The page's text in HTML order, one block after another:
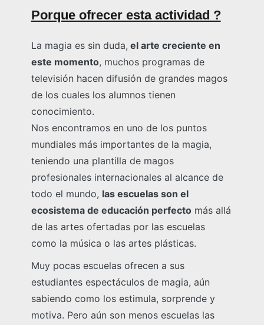
Porque ofrecer esta actividad ?
La magia es sin duda, el arte creciente en
este momento, muchos programas de
televisión hacen difusión de grandes magos
de los cuales los alumnos tienen
conocimiento.
Nos encontramos en uno de los puntos
mundiales más importantes de la magia,
teniendo una plantilla de magos
profesionales internacionales al alcance de
todo el mundo, las escuelas son el
ecosistema de educación perfectomás allá
de las artes ofertadas por las escuelas
como la música o las artes plásticas.
Muy pocas escuelas ofrecen a sus
estudiantes espectáculos de magia, aún
sabiendo como los estimula, sorprende y
motiva. Pero aún son menos escuelas las